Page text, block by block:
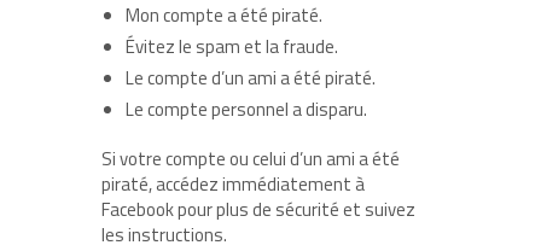
Mon compte a été piraté.
Évitez le spam et la fraude.
Le compte d’un ami a été piraté.
Le compte personnel a disparu.
Si votre compte ou celui d’un ami a été
piraté, accédez immédiatement à
Facebook pour plus de sécurité et suivez
les instructions.